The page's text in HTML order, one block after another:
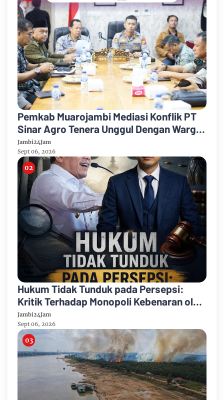
Pemkab Muarojambi Mediasi Konflik PT
Sinar Agro Tenera Unggul Dengan Warga
Sipin Teluk Duren
Jambi24Jam
Sept 06, 2026
Hukum Tidak Tunduk pada Persepsi:
Kritik Terhadap Monopoli Kebenaran oleh
Media dan Aktivis
Jambi24Jam
Sept 06, 2026